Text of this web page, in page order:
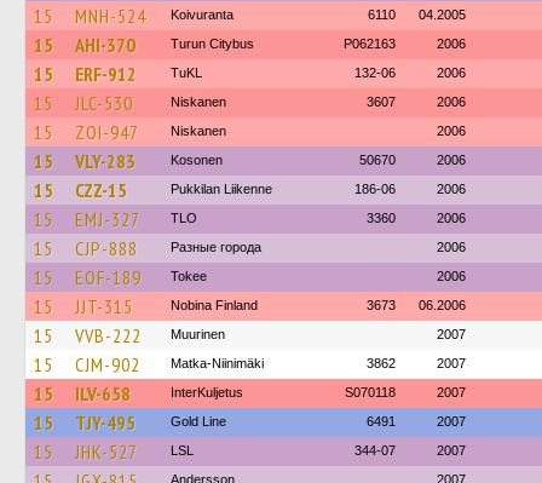
15 MNH-524 Koivuranta 6110 04.2005
15 AHI-370 Turun Citybus P062163 2006
15 ERF-912 TuKL 132-06 2006
15 JLC-530 Niskanen 3607 2006
15 ZOI-947 Niskanen 2006
15 VLY-283 Kosonen 50670 2006
15 CZZ-15 Pukkilan Liikenne 186-06 2006
15 EMJ-327 TLO 3360 2006
15 CJP-888 Разные города 2006
15 EOF-189 Tokee 2006
15 JJT-315 Nobina Finland 3673 06.2006
15 VVB-222 Muurinen 2007
15 CJM-902 Matka-Niinimäki 3862 2007
15 ILV-658 InterKuljetus S070118 2007
15 TJY-495 Gold Line 6491 2007
15 JHK-527 LSL 344-07 2007
Andersson 2007